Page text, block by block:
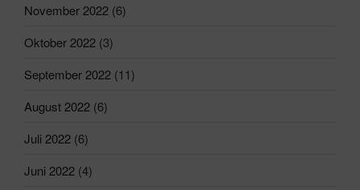
November 2022 (6)
Oktober 2022 (3)
September 2022 (11)
August 2022 (6)
Juli 2022 (6)
Juni 2022 (4)